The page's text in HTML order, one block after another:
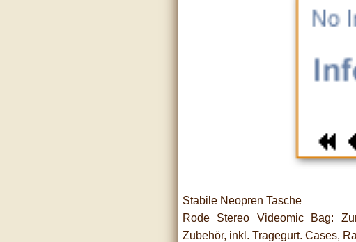
Stabile Neopren Tasche
Rode Stereo Videomic Bag:
Zubehör, inkl. Tragegurt. Cases,